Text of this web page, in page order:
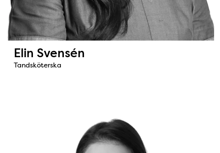
Elin Svensén
Tandsköterska